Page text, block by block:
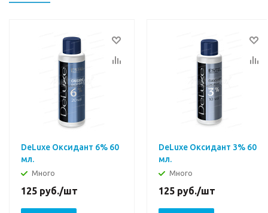
DeLuxe Оксидант 6% 60
мл.
Много
125 руб./шт
DeLuxe Оксидант 3% 60
мл.
Много
125 руб./шт